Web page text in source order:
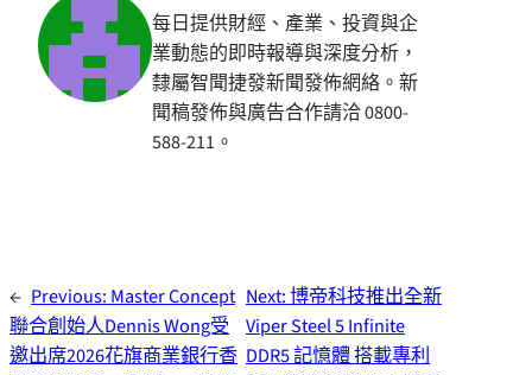
每日提供財經、產業、投資與企
業動態的即時報導與深度分析，
隸屬智聞捷發新聞發佈網絡。新
聞稿發佈與廣告合作請洽 0800-
588-211。
← Previous: Master Concept
聯合創始人Dennis Wong受
邀出席2026花旗商業銀行香
Next:博帝科技推出全新
Viper Steel 5 Infinite
DDR5 記憶體 搭載專利